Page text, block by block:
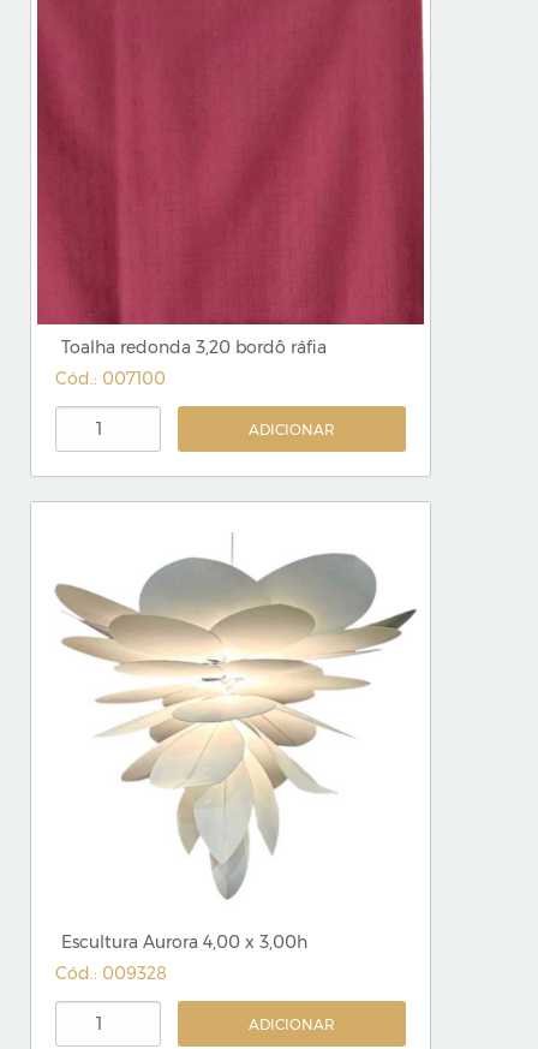
Toalha redonda 3,20 bordô ráfia
Cód.: 007100
ADICIONAR
Escultura Aurora 4,00 x 3,00h
Cód.: 009328
ADICIONAR